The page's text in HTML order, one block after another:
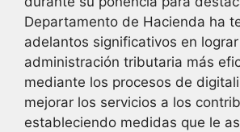
Departamento de Hacienda ha
adelantos significativos en
administración tributaria más
mediante los procesos de
mejorar los servicios a los
estableciendo medidas que le